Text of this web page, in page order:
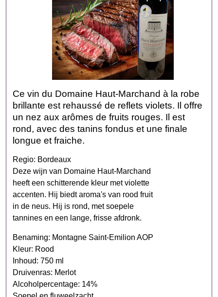
Ce vin du Domaine Haut-Marchand à la robe
brillante est rehaussé de reflets violets. Il offre
un nez aux arômes de fruits rouges. Il est
rond, avec des tanins fondus et une finale
longue et fraiche.
Regio: Bordeaux
Deze wijn van Domaine Haut-Marchand
heeft een schitterende kleur met violette
accenten. Hij biedt aroma's van rood fruit
in de neus. Hij is rond, met soepele
tannines en een lange, frisse afdronk.
Benaming: Montagne Saint-Emilion AOP
Kleur: Rood
Inhoud: 750 ml
Druivenras: Merlot
Alcoholpercentage: 14%